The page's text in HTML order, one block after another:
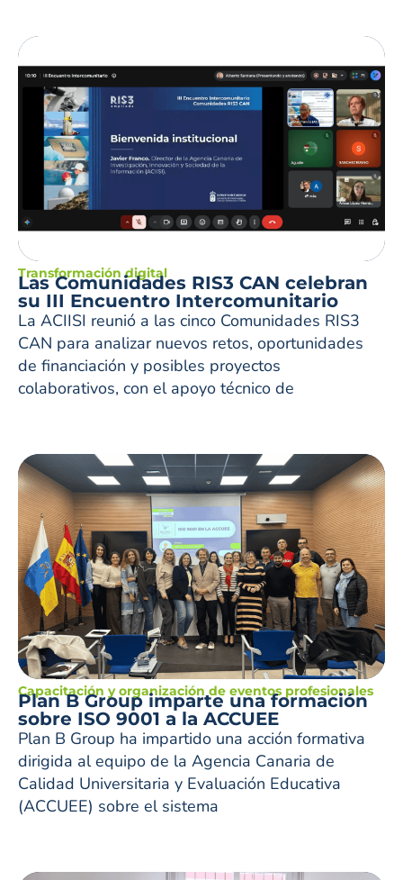
Transformación digital
Las Comunidades RIS3 CAN celebran
su III Encuentro Intercomunitario
La ACIISI reunió a las cinco Comunidades RIS3
CAN para analizar nuevos retos, oportunidades
de financiación y posibles proyectos
colaborativos, con el apoyo técnico de
Capacitación y organización de eventos profesionales
Plan B Group imparte una formación
sobre ISO 9001 a la ACCUEE
Plan B Group ha impartido una acción formativa
dirigida al equipo de la Agencia Canaria de
Calidad Universitaria y Evaluación Educativa
(ACCUEE) sobre el sistema